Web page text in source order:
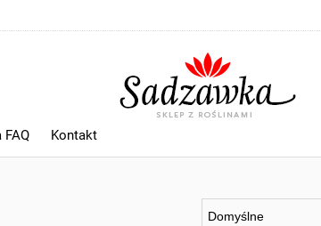
FAQ Kontakt